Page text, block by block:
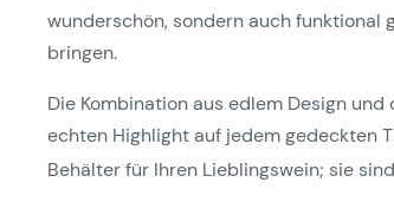
wunderschön, sondern auch funktional
bringen.
Die Kombination aus edlem Design
echten Highlight auf jedem gedeckten
Behälter für Ihren Lieblingswein; sie